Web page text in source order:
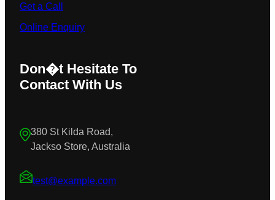
Get a Call
Online Enquiry
Don�t Hesitate To
Contact With Us
380 St Kilda Road,
Jackso Store, Australia
test@example.com